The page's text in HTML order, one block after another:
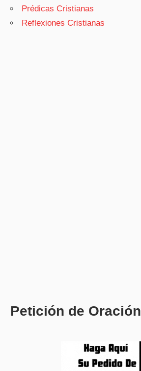
Prédicas Cristianas
Reflexiones Cristianas
Petición de Oración